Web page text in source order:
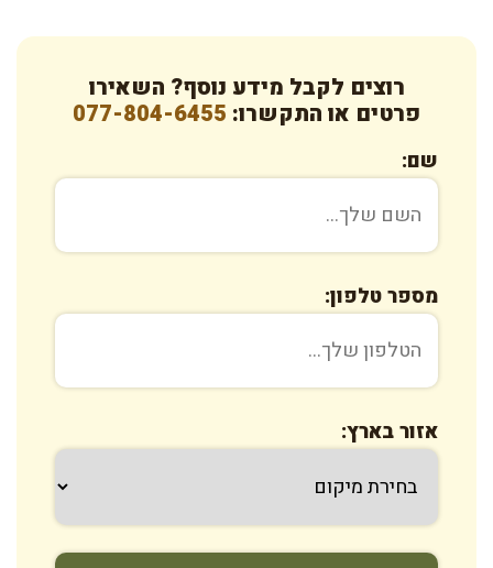
רוצים לקבל מידע נוסף? השאירו
פרטים או התקשרו: 077-804-6455
שם:
מספר טלפון:
אזור בארץ: